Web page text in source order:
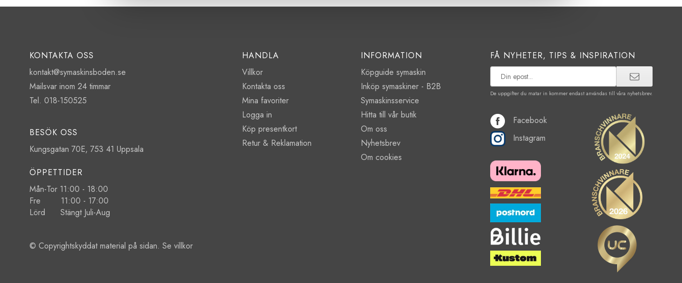
KONTAKTA OSS
kontakt@symaskinsboden.se
Mailsvar inom 24 timmar
Tel. 018-150525
BESÖK OSS
Kungsgatan 70E, 753 41 Uppsala
ÖPPETTIDER
Mån-Tor 11:00 - 18:00
Fre 11:00 - 17:00
Lörd Stängt Juli-Aug
© Copyrightskyddat material på sidan. Se villkor
HANDLA
Villkor
Kontakta oss
Mina favoriter
Logga in
Köp presentkort
Retur & Reklamation
INFORMATION
Köpguide symaskin
Inköp symaskiner - B2B
Symaskinsservice
Hitta till vår butik
Om oss
Nyhetsbrev
Om cookies
FÅ NYHETER, TIPS & INSPIRATION
De uppgifter du matar in kommer endast användas till våra nyhetsbrev.
Facebook
Instagram